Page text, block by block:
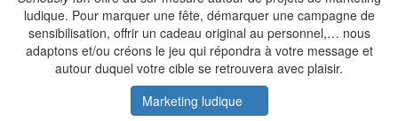
ludique. Pour marquer une fête, démarquer une campagne de
sensibilisation, offrir un cadeau original au personnel,… nous
adaptons et/ou créons le jeu qui répondra à votre message et
autour duquel votre cible se retrouvera avec plaisir.
Marketing ludique